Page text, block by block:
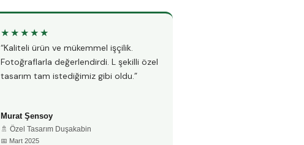
★★★★★
“Kaliteli ürün ve mükemmel işçilik.
Fotoğraflarla değerlendirdi. L şekilli özel
tasarım tam istediğimiz gibi oldu.”
Murat Şensoy
🚿 Özel Tasarım Duşakabin
📅 Mart 2025